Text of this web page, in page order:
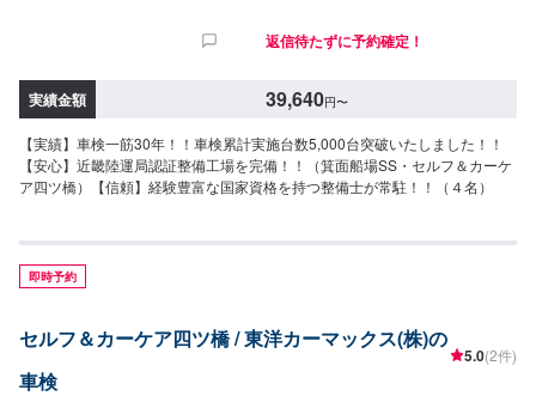
返信待たずに予約確定！
実績金額 39,640円〜
【実績】車検一筋30年！！車検累計実施台数5,000台突破いたしました！！
【安心】近畿陸運局認証整備工場を完備！！（箕面船場SS・セルフ＆カーケ
ア四ツ橋）【信頼】経験豊富な国家資格を持つ整備士が常駐！！（４名）
即時予約
セルフ＆カーケア四ツ橋 / 東洋カーマックス(株)の
車検
5.0(2件)